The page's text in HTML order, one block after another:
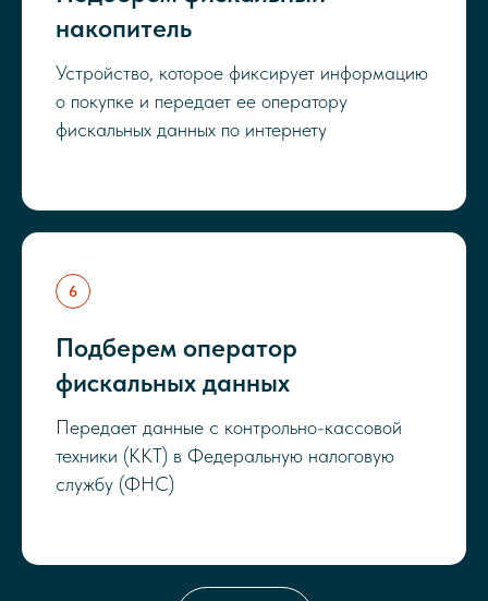
накопитель
Устройство, которое фиксирует информацию
о покупке и передает ее оператору
фискальных данных по интернету
Подберем оператор
фискальных данных
Передает данные с контрольно-кассовой
техники (ККТ) в Федеральную налоговую
службу (ФНС)